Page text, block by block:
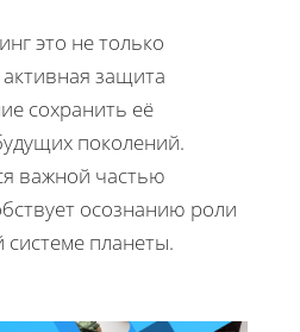
это не только
защита
сохранить её
поколений.
важной частью
осознанию роли
системе планеты.